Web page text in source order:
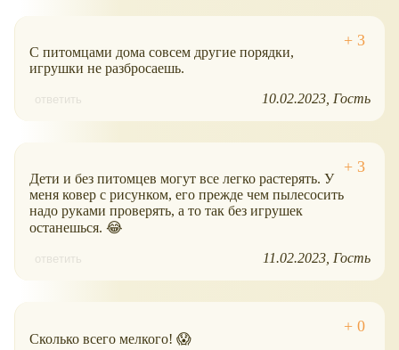
С питомцами дома совсем другие порядки,
игрушки не разбросаешь.
ответить 10.02.2023 Гость
Дети и без питомцев могут все легко растерять. У
меня ковер с рисунком, его прежде чем пылесосить
надо руками проверять, а то так без игрушек
останешься. 😂
ответить 11.02.2023 Гость
Сколько всего мелкого! 😱